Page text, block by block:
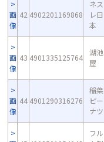
画
像
42 4902201169868
ネス
レ日
本
画
像
43 4901335125764
湖池
屋
画
像
44 4901290316276
稲葉
ピー
ナツ
フル